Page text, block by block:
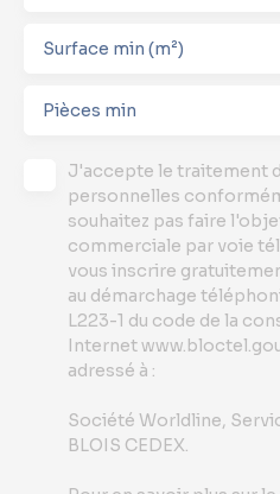
Surface min (m²)
Pièces min
J'accepte le traitement
personnelles
souhaitez pas faire
commerciale par voie
vous inscrire
au démarchage
L223-1 du code de la
Internet
adressé à :
Société Worldline,
BLOIS CEDEX.